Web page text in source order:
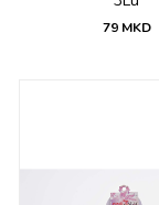
79 MKD